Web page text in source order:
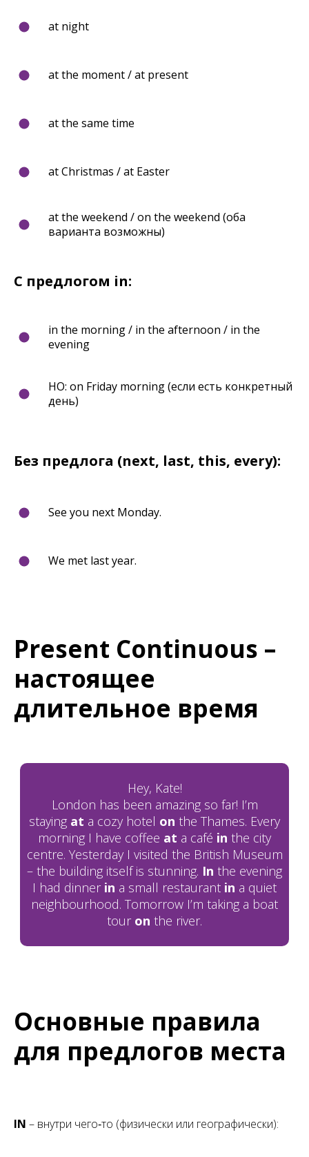
at night
at the moment / at present
at the same time
at Christmas / at Easter
at the weekend / on the weekend (оба
варианта возможны)
С предлогом in:
in the morning / in the afternoon / in the
evening
НО: on Friday morning (если есть конкретный
день)
Без предлога (next, last, this, every):
See you next Monday.
We met last year.
Present Continuous –
настоящее
длительное время
Hey, Kate!
London has been amazing so far! I’m
staying at a cozy hotel on the Thames. Every
morning I have coffee at a café in the city
centre. Yesterday I visited the British Museum
– the building itself is stunning. In the evening
I had dinner in a small restaurant in a quiet
neighbourhood. Tomorrow I’m taking a boat
tour on the river.
Основные правила
для предлогов места
IN – внутри чего‑то (физически или географически):